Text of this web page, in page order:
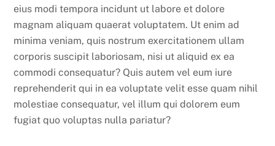
eius modi tempora incidunt ut labore et dolore
magnam aliquam quaerat voluptatem. Ut enim ad
minima veniam, quis nostrum exercitationem ullam
corporis suscipit laboriosam, nisi ut aliquid ex ea
commodi consequatur? Quis autem vel eum iure
reprehenderit qui in ea voluptate velit esse quam nihil
molestiae consequatur, vel illum qui dolorem eum
fugiat quo voluptas nulla pariatur?